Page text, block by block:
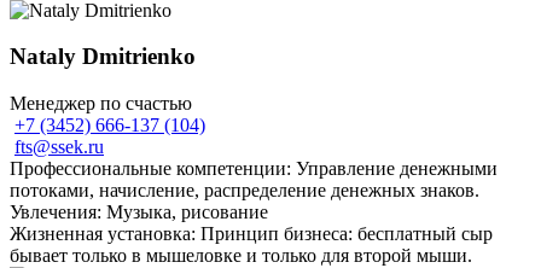
Nataly Dmitrienko
Менеджер по счастью
+7 (3452) 666-137 (104)
fts@ssek.ru
Профессиональные компетенции: Управление денежными
потоками, начисление, распределение денежных знаков.
Увлечения: Музыка, рисование
Жизненная установка: Принцип бизнеса: бесплатный сыр
бывает только в мышеловке и только для второй мыши.